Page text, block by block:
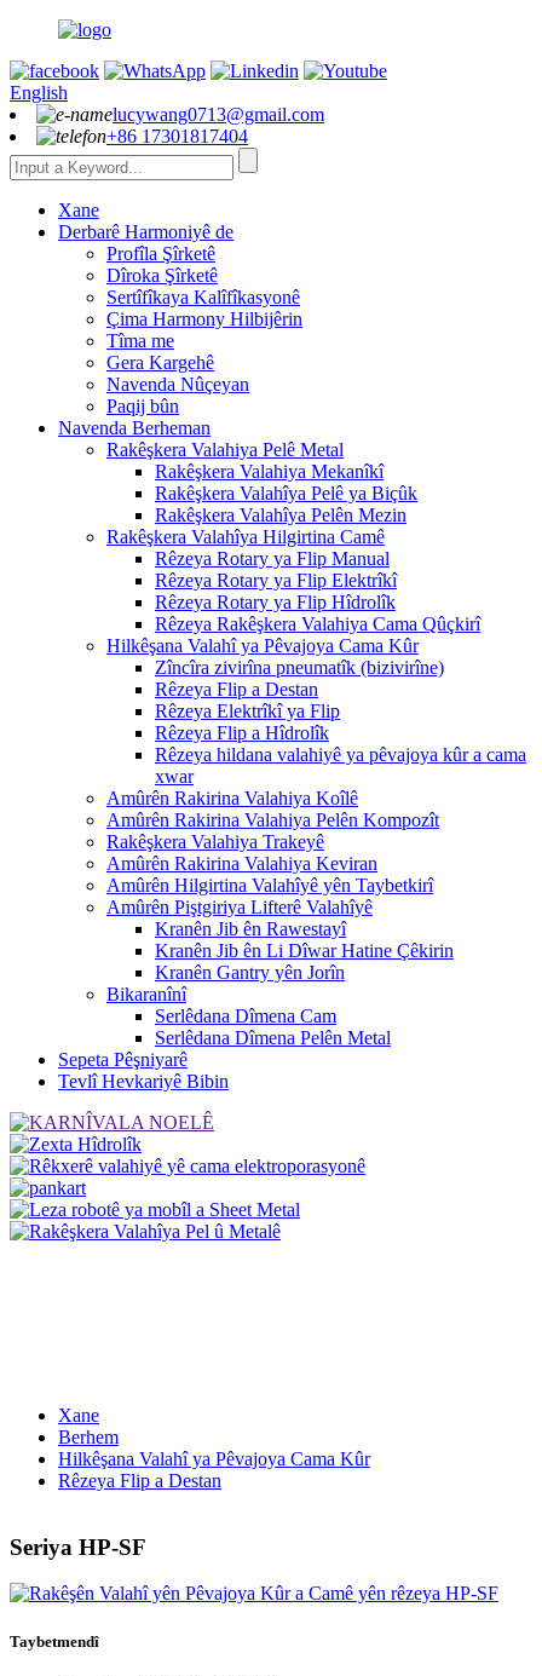
English
lucywang0713@gmail.com
+86 17301817404
Xane
Derbarê Harmoniyê de
Profîla Şîrketê
Dîroka Şîrketê
Sertîfîkaya Kalîfîkasyonê
Çima Harmony Hilbijêrin
Tîma me
Gera Kargehê
Navenda Nûçeyan
Paqij bûn
Navenda Berheman
Rakêşkera Valahiya Pelê Metal
Rakêşkera Valahiya Mekanîkî
Rakêşkera Valahîya Pelê ya Biçûk
Rakêşkera Valahîya Pelên Mezin
Rakêşkera Valahîya Hilgirtina Camê
Rêzeya Rotary ya Flip Manual
Rêzeya Rotary ya Flip Elektrîkî
Rêzeya Rotary ya Flip Hîdrolîk
Rêzeya Rakêşkera Valahiya Cama Qûçkirî
Hilkêşana Valahî ya Pêvajoya Cama Kûr
Zîncîra zivirîna pneumatîk (bizivirîne)
Rêzeya Flip a Destan
Rêzeya Elektrîkî ya Flip
Rêzeya Flip a Hîdrolîk
Rêzeya hildana valahiyê ya pêvajoya kûr a cama
xwar
Amûrên Rakirina Valahiya Koîlê
Amûrên Rakirina Valahiya Pelên Kompozît
Rakêşkera Valahiya Trakeyê
Amûrên Rakirina Valahiya Keviran
Amûrên Hilgirtina Valahîyê yên Taybetkirî
Amûrên Piştgiriya Lifterê Valahîyê
Kranên Jib ên Rawestayî
Kranên Jib ên Li Dîwar Hatine Çêkirin
Kranên Gantry yên Jorîn
Bikaranînî
Serlêdana Dîmena Cam
Serlêdana Dîmena Pelên Metal
Sepeta Pêşniyarê
Tevlî Hevkariyê Bibin
Xane
Berhem
Hilkêşana Valahî ya Pêvajoya Cama Kûr
Rêzeya Flip a Destan
Seriya HP-SF
Taybetmendî